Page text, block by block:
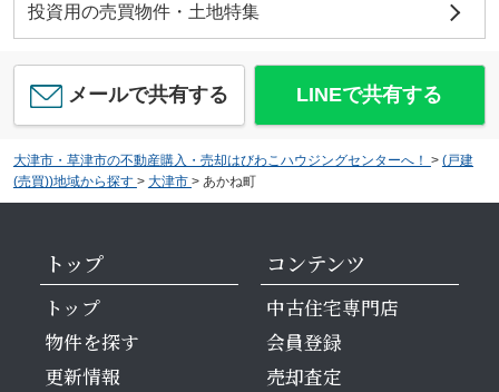
投資用の売買物件・土地特集
メールで共有する LINEで共有する
大津市・草津市の不動産購入・売却はびわこハウジングセンターへ！ > (戸建
(売買))地域から探す > 大津市 > あかね町
トップ
トップ
物件を探す
更新情報
コンテンツ
中古住宅専門店
会員登録
売却査定